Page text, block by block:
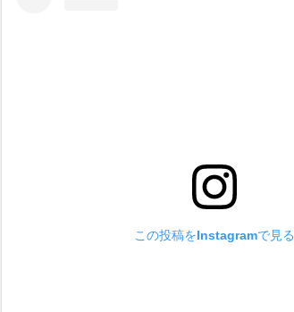
この投稿をInstagramで見る